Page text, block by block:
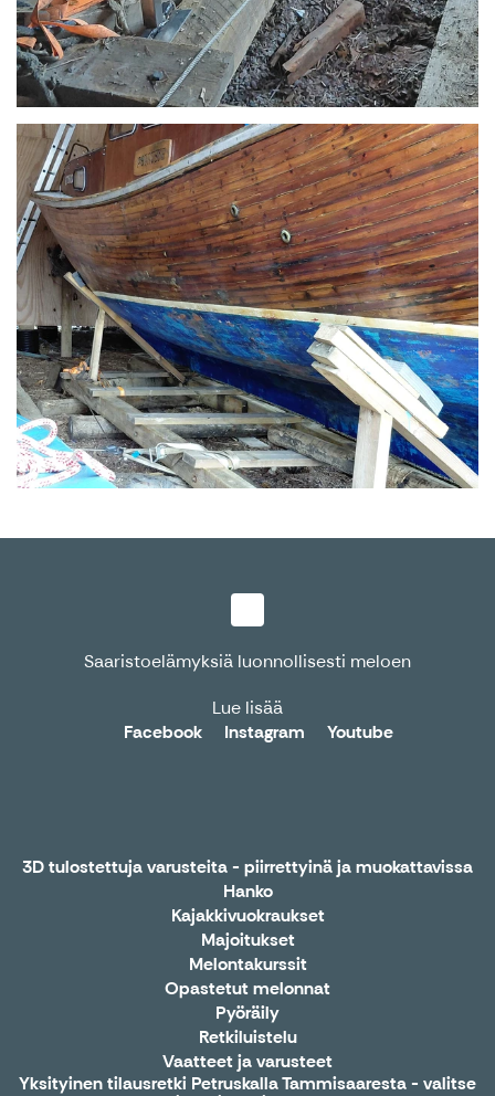
Saaristoelämyksiä luonnollisesti meloen
Lue lisää
Facebook
Instagram Youtube
3D tulostettuja varusteita - piirrettyinä ja muokattavissa
Hanko
Kajakkivuokraukset
Majoitukset
Melontakurssit
Opastetut melonnat
Pyöräily
Retkiluistelu
Vaatteet ja varusteet
Yksityinen tilausretki Petruskalla Tammisaaresta - valitse